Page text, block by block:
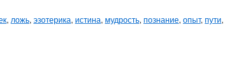
, ложь, эзотерика, истина, мудрость, познание, опыт, пути,